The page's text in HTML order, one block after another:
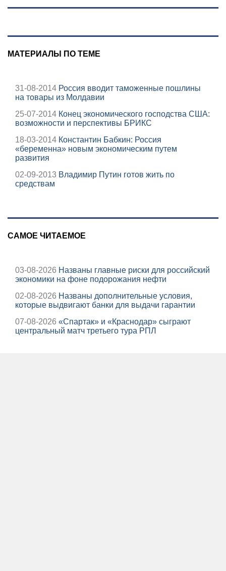
МАТЕРИАЛЫ ПО ТЕМЕ
31-08-2014 Россия вводит таможенные пошлины
на товары из Молдавии
25-07-2014 Конец экономического господства США:
возможности и перспективы БРИКС
18-03-2014 Константин Бабкин: Россия
«беременна» новым экономическим путем
развития
02-09-2013 Владимир Путин готов жить по
средствам
САМОЕ ЧИТАЕМОЕ
03-08-2026 Названы главные риски для российский
экономики на фоне подорожания нефти
02-08-2026 Названы дополнительные условия,
которые выдвигают банки для выдачи гарантии
07-08-2026 «Спартак» и «Краснодар» сыграют
центральный матч третьего тура РПЛ